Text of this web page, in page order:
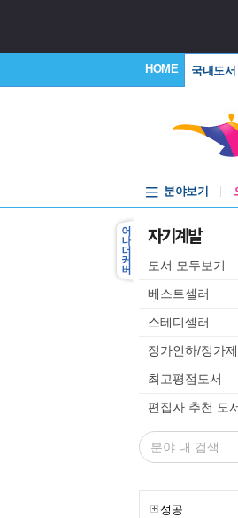
HOME 국내도서
분야보기
자기계발
도서 모두보기
베스트셀러
스테디셀러
정가인하/정가
최고평점도서
편집자 추천 도
성공